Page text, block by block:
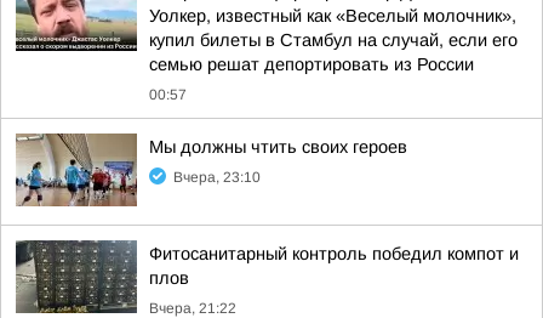
Уолкер, известный как «Веселый молочник»,
купил билеты в Стамбул на случай, если его
семью решат депортировать из России
00:57
Мы должны чтить своих героев
Вчера, 23:10
Фитосанитарный контроль победил компот и
плов
Вчера, 21:22